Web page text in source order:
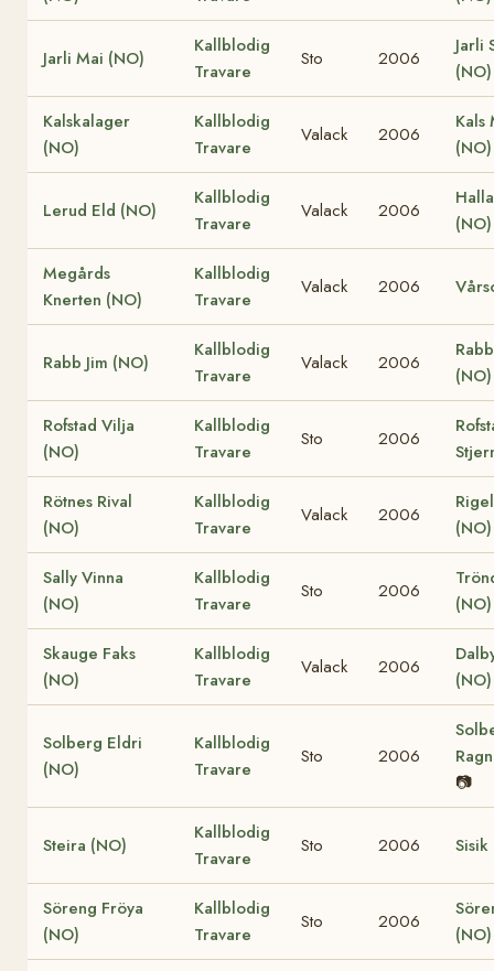
Jarli Mai (NO)
Kallblodig
Travare
Sto 2006
Jarli
(NO)
Kalskalager
(NO)
Kallblodig
Travare
Valack 2006
Kals
(NO)
Lerud Eld (NO)
Kallblodig
Travare
Valack 2006
(NO)
Megårds
Knerten (NO)
Kallblodig
Travare
Valack 2006
Rabb Jim (NO)
Kallblodig
Travare
Valack 2006
(NO)
Rofstad Vilja
(NO)
Kallblodig
Travare
Sto 2006
Rötnes Rival
(NO)
Kallblodig
Travare
Valack 2006
(NO)
Sally Vinna
(NO)
Kallblodig
Travare
Sto 2006
(NO)
Skauge Faks
(NO)
Kallblodig
Travare
Valack 2006
(NO)
Solberg Eldri
(NO)
Kallblodig
Travare
Sto 2006
📷
Steira (NO)
Kallblodig
Travare
Sto 2006
Söreng Fröya
(NO)
Kallblodig
Travare
Sto 2006
(NO)